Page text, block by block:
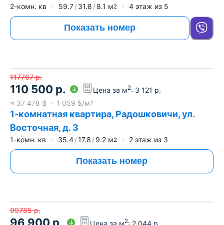
2-комн. кв 59.7 31.8 8.1 м2 4 этаж из 5
Показать номер
117767 р.
110 500 р. Цена за м2: 3 121 р.
≈ 37 478 $ 1 059 $/м2
1-комнатная квартира, Радошковичи, ул.
Восточная, д. 3
1-комн. кв 35.4 17.8 9.2 м2 2 этаж из 3
Показать номер
99785 р.
96 900 р. Цена за м2: 2 044 р.